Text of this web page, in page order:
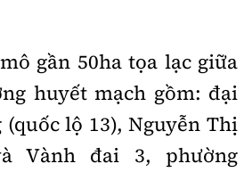
Bộ Xây dựng
Hoan, phường Giảng Võ, Hà Nội.
gần 50ha tọa lạc giữa
huyết mạch gồm: đại
lộ 13), Nguyễn Thị
Vành đai 3, phường